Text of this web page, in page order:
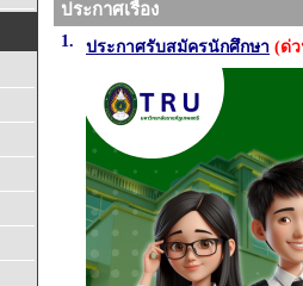
ประกาศเรื่อง
1. ประกาศรับสมัครนักศึกษา (ด่